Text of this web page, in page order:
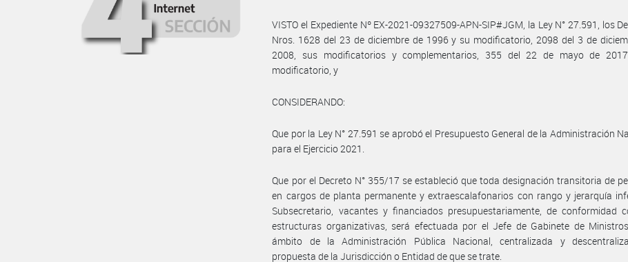
VISTO el Expediente Nº EX-2021-09327509-APN-SIP#JGM, la Ley N° 27.591, los
Nros. 1628 del 23 de diciembre de 1996 y su modificatorio, 2098 del 3 de
2008, sus modificatorios y complementarios, 355 del 22 de mayo de
modificatorio, y
CONSIDERANDO:
Que por la Ley N° 27.591 se aprobó el Presupuesto General de la Administración
para el Ejercicio 2021.
Que por el Decreto N° 355/17 se estableció que toda designación transitoria de
en cargos de planta permanente y extraescalafonarios con rango y jerarquía
Subsecretario, vacantes y financiados presupuestariamente, de conformidad
estructuras organizativas, será efectuada por el Jefe de Gabinete de
ámbito de la Administración Pública Nacional, centralizada y
propuesta de la Jurisdicción o Entidad de que se trate.